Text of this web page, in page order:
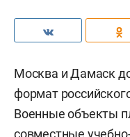
Москва и Дамаск
формат
Военные объекты
совместные